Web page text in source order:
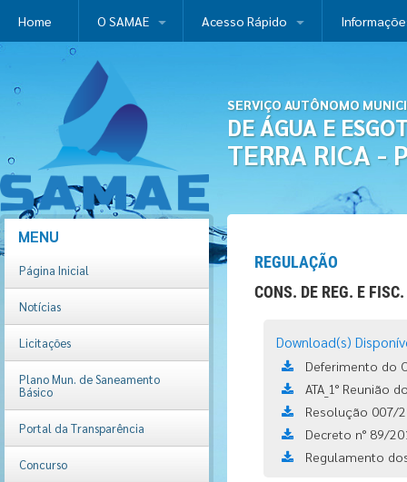
Home O SAMAE Acesso Rápido
SERVIÇO AUTÔNOMO
DE ÁGUA E
TERRA RICA -
MENU
Página Inicial
Notícias
Licitações
Plano Mun. de Saneamento
Básico
Portal da Transparência
Concurso
REGULAÇÃO
CONS. DE REG. E
Download(s)
Deferimento do
ATA_1° Reunião
Resolução 007/
Decreto n° 89/
Regulamento